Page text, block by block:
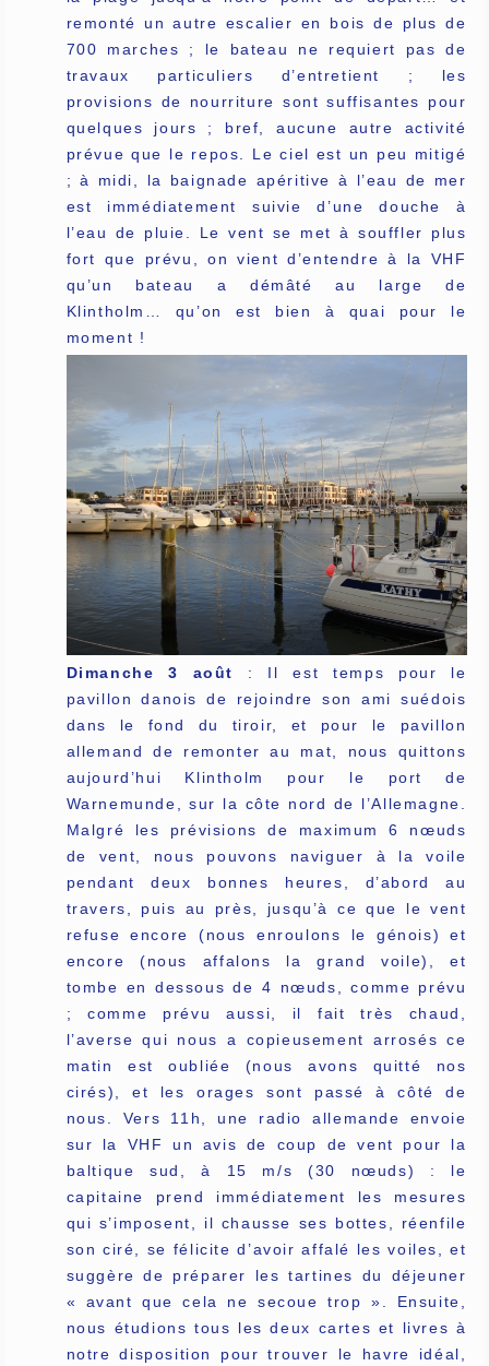
remonté un autre escalier en bois de plus de
700 marches ; le bateau ne requiert pas de
travaux particuliers d’entretient ; les
provisions de nourriture sont suffisantes pour
quelques jours ; bref, aucune autre activité
prévue que le repos. Le ciel est un peu mitigé
; à midi, la baignade apéritive à l’eau de mer
est immédiatement suivie d’une douche à
l’eau de pluie. Le vent se met à souffler plus
fort que prévu, on vient d’entendre à la VHF
qu’un bateau a démâté au large de
Klintholm… qu’on est bien à quai pour le
moment !
Dimanche 3 août : Il est temps pour le
pavillon danois de rejoindre son ami suédois
dans le fond du tiroir, et pour le pavillon
allemand de remonter au mat, nous quittons
aujourd’hui Klintholm pour le port de
Warnemunde, sur la côte nord de l’Allemagne.
Malgré les prévisions de maximum 6 nœuds
de vent, nous pouvons naviguer à la voile
pendant deux bonnes heures, d’abord au
travers, puis au près, jusqu’à ce que le vent
refuse encore (nous enroulons le génois) et
encore (nous affalons la grand voile), et
tombe en dessous de 4 nœuds, comme prévu
; comme prévu aussi, il fait très chaud,
l’averse qui nous a copieusement arrosés ce
matin est oubliée (nous avons quitté nos
cirés), et les orages sont passé à côté de
nous. Vers 11h, une radio allemande envoie
sur la VHF un avis de coup de vent pour la
baltique sud, à 15 m/s (30 nœuds) : le
capitaine prend immédiatement les mesures
qui s’imposent, il chausse ses bottes, réenfile
son ciré, se félicite d’avoir affalé les voiles, et
suggère de préparer les tartines du déjeuner
« avant que cela ne secoue trop ». Ensuite,
nous étudions tous les deux cartes et livres à
notre disposition pour trouver le havre idéal,